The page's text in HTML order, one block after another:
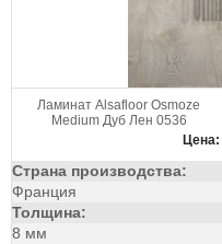
Ламинат Alsafloor Osmoze
Medium Дуб Лен 0536
Цена:
Страна производства:
Франция
Толщина:
8 мм